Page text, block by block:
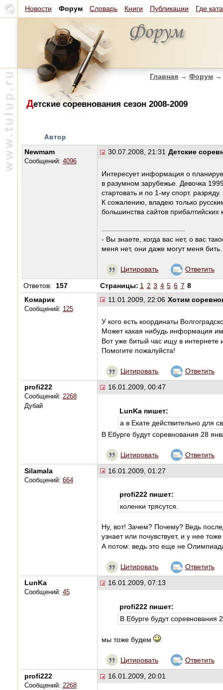
Новости Форум Словарь Книги Публикации Где
Главная → Форум →
Детские соревнования сезон 2008-2009
Автор
Newmam
Сообщений: 4096
30.07.2008, 21:31 Детские
Интересует информация о
в разумном зарубежье. Девочка
стартовать и по 1-му спорт. разряду.
К сожалению, владею только
большинства сайтов прибалтийских
- Вы знаете, когда вас нет, о вас
меня нет, они даже могут меня бить.
Цитировать Ответить
Ответов: 157 Страницы: 1 2 3 4 5 6 7 8
Комарик
Сообщений: 125
11.01.2009, 22:06 Хотим
У кого есть координаты
Может какая нибудь информация
Вот уже битый час ищу в интернете
Помогите пожалуйста!
Цитировать Ответить
profi222
Сообщений: 2268
Дубай
16.01.2009, 00:47
LunKa пишет:
а в Екате действительно для
В Ебурге будут соревнования 28
Цитировать Ответить
Silamala
Сообщений: 664
16.01.2009, 01:27
profi222 пишет:
коленки трясутся.
Ну, вот! Зачем? Почему? Ведь
узнает или почувствует, и у нее
А потом: ведь это еще не
Цитировать Ответить
LunKa
Сообщений: 45
16.01.2009, 07:13
profi222 пишет:
В Ебурге будут соревнования
мы тоже будем
Цитировать Ответить
profi222
Сообщений: 2268
16.01.2009, 20:01